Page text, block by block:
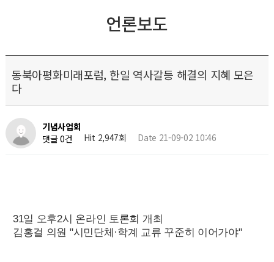
언론보도
동북아평화미래포럼, 한일 역사갈등 해결의 지혜 모은
다
기념사업회
댓글 0건
Hit 2,947회 Date 21-09-02 10:46
31일 오후2시 온라인 토론회 개최
김홍걸 의원 "시민단체·학계 교류 꾸준히 이어가야"